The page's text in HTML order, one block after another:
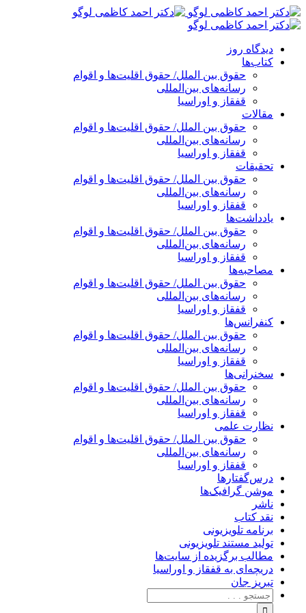
پرش
به
دیدگاه روز
کتاب‌ها
حقوق بین الملل/ حقوق اقلیت‌ها و اقوام
رسانه‌های بین‌المللی
قفقاز و اوراسیا
مقالات
حقوق بین الملل/ حقوق اقلیت‌ها و اقوام
رسانه‌های بین‌المللی
قفقاز و اوراسیا
تحقیقات
حقوق بین الملل/ حقوق اقلیت‌ها و اقوام
رسانه‌های بین‌المللی
قفقاز و اوراسیا
یادداشت‌ها
حقوق بین الملل/ حقوق اقلیت‌ها و اقوام
رسانه‌های بین‌المللی
قفقاز و اوراسیا
مصاحبه‌ها
حقوق بین الملل/ حقوق اقلیت‌ها و اقوام
رسانه‌های بین‌المللی
قفقاز و اوراسیا
کنفرانس‌ها
حقوق بین الملل/ حقوق اقلیت‌ها و اقوام
رسانه‌های بین‌المللی
قفقاز و اوراسیا
سخنرانی‌ها
حقوق بین الملل/ حقوق اقلیت‌ها و اقوام
رسانه‌های بین‌المللی
قفقاز و اوراسیا
نظارت علمی
حقوق بین الملل/ حقوق اقلیت‌ها و اقوام
رسانه‌های بین‌المللی
قفقاز و اوراسیا
درس‌گفتارها
موشن گرافیک‌ها
ناشر
نقد کتاب
برنامه‌ تلویزیونی
تولید مستند تلویزیونی
مطالب برگزیده از سایت‌ها
دریچه‌ای به قفقاز و اوراسیا
تبریزِ جان
جستجو
برای: